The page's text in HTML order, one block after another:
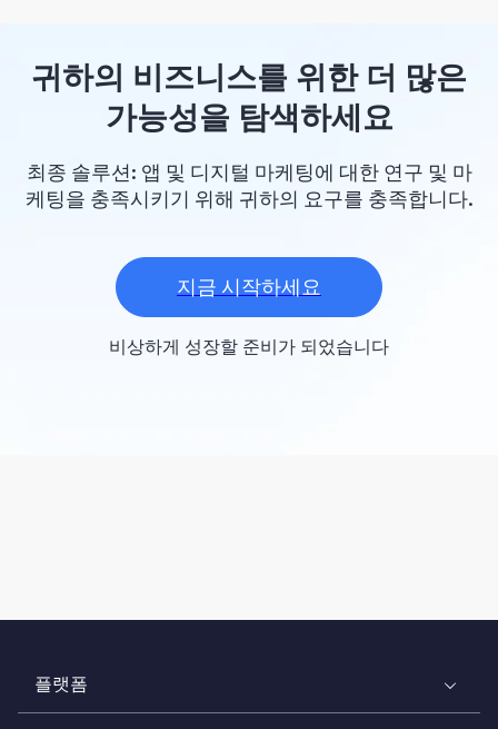
귀하의 비즈니스를 위한 더 많은
가능성을 탐색하세요
최종 솔루션: 앱 및 디지털 마케팅에 대한 연구 및 마
케팅을 충족시키기 위해 귀하의 요구를 충족합니다.
지금 시작하세요
비상하게 성장할 준비가 되었습니다
플랫폼